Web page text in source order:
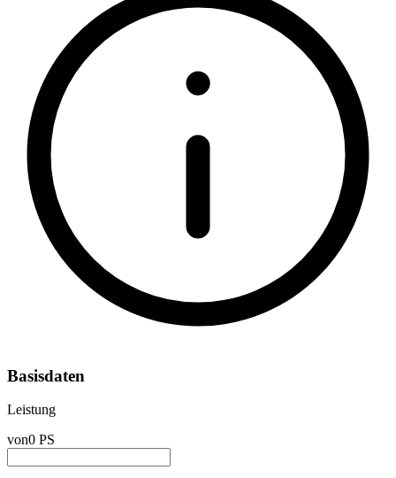
Basisdaten
Leistung
von0 PS